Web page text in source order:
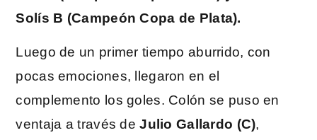
Solís B (Campeón Copa de Plata).
Luego de un primer tiempo aburrido, con
pocas emociones, llegaron en el
complemento los goles. Colón se puso en
ventaja a través deJulio Gallardo (C),